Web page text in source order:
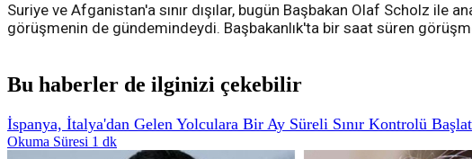
Suriye ve Afganistan'a sınır dışılar, bugün Başbakan Olaf Scholz
görüşmenin de gündemindeydi. Başbakanlık'ta bir saat süren
Bu haberler de ilginizi çekebilir
İspanya, İtalya'dan Gelen Yolculara Bir Ay Süreli Sınır Kontrolü
Okuma Süresi 1 dk